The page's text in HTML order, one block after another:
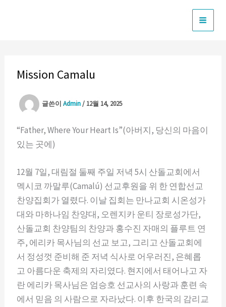
Mission Camalu
글쓴이Admin/ 12월 14, 2025
“Father, Where Your Heart Is”(아버지, 당신의 마음이
있는 곳에)
12월 7일, 대림절 둘째 주일 저녁 5시 산돌교회에서
멕시코 까말루(Camalú) 선교후원을 위 한 연합선교
찬양집회가 열렸다. 이날 집회는 만나교회 시온성가
대와 마하나임 찬양대, 오렌지카 운티 장로성가단,
산돌교회 찬양팀의 찬양과 홍수진 자매의 플루트 연
주, 에리카 목사님의 선교 보고, 그리고 산돌교회에
서 정성껏 준비해 준 저녁 식사로 어우러진, 은혜롭
고 아름다운 축제의 자리였다. 현지에서 태어나고 자
란 에리카 목사님은 엄승호 선교사의 사랑과 훈련 속
에서 믿음 의 사람으로 자라났다. 이후 한국의 감리교